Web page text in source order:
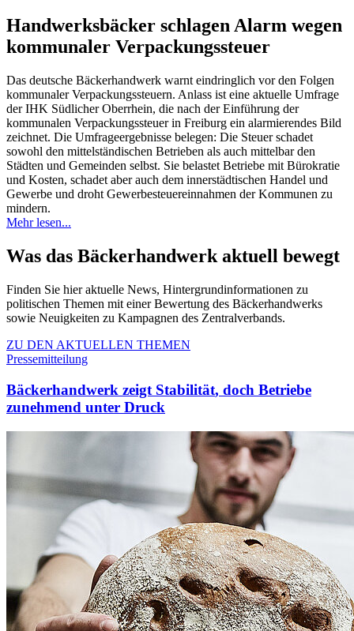
Handwerksbäcker schlagen Alarm wegen
kommunaler Verpackungssteuer
Das deutsche Bäckerhandwerk warnt eindringlich vor den Folgen
kommunaler Verpackungssteuern. Anlass ist eine aktuelle Umfrage
der IHK Südlicher Oberrhein, die nach der Einführung der
kommunalen Verpackungssteuer in Freiburg ein alarmierendes Bild
zeichnet. Die Umfrageergebnisse belegen: Die Steuer schadet
sowohl den mittelständischen Betrieben als auch mittelbar den
Städten und Gemeinden selbst. Sie belastet Betriebe mit Bürokratie
und Kosten, schadet aber auch dem innerstädtischen Handel und
Gewerbe und droht Gewerbesteuereinnahmen der Kommunen zu
mindern.
Mehr lesen...
Was das Bäckerhandwerk aktuell bewegt
Finden Sie hier aktuelle News, Hintergrundinformationen zu
politischen Themen mit einer Bewertung des Bäckerhandwerks
sowie Neuigkeiten zu Kampagnen des Zentralverbands.
ZU DEN AKTUELLEN THEMEN
Pressemitteilung
Bäckerhandwerk zeigt Stabilität, doch Betriebe
zunehmend unter Druck